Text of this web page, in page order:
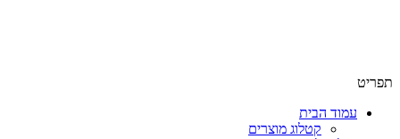
תפריט
עמוד הבית
קטלוג מוצרים